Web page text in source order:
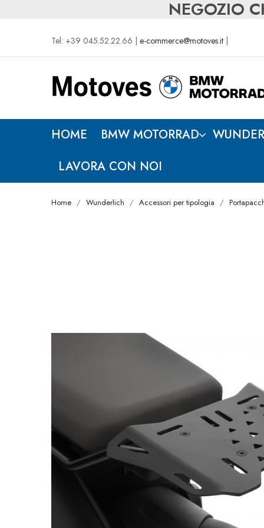
NEGOZIO
Tel: +39 045.52.22.66 | e-commerce@motoves.it
HOME BMW MOTORRAD
LAVORA CON NOI
Home Wunderlich Accessori per tipologia